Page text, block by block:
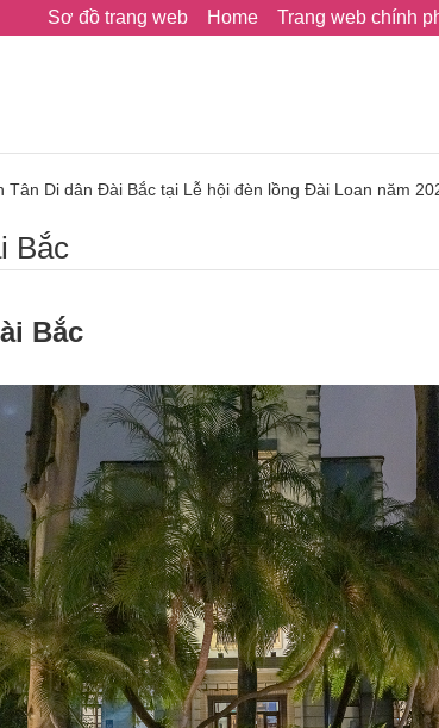
Sơ đồ trang web Home Trang web chính
Tân Di dân Đài Bắc tại Lễ hội đèn lồng Đài Loan năm
Bắc
Bắc